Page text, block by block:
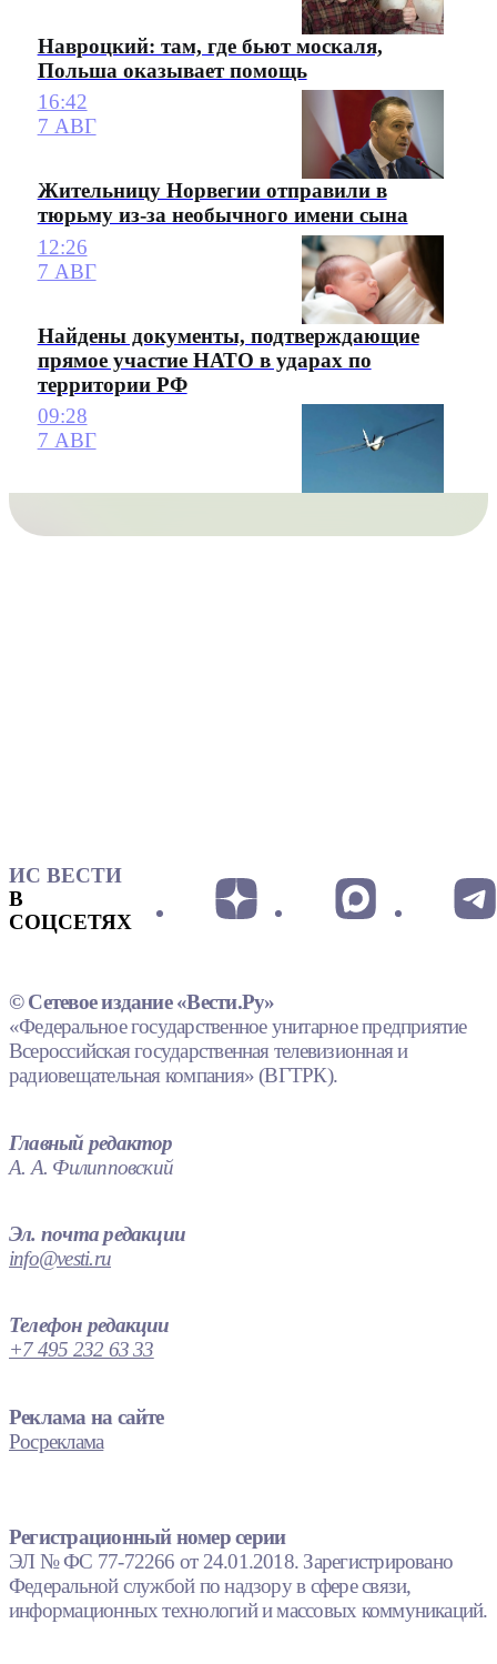
Навроцкий: там, где бьют москаля,
Польша оказывает помощь
16:42
7 АВГ
Жительницу Норвегии отправили в
тюрьму из-за необычного имени сына
12:26
7 АВГ
Найдены документы, подтверждающие
прямое участие НАТО в ударах по
территории РФ
09:28
7 АВГ
ИС ВЕСТИ
В
СОЦСЕТЯХ
© Сетевое издание «Вести.Ру»
«Федеральное государственное унитарное предприятие
Всероссийская государственная телевизионная и
радиовещательная компания» (ВГТРК).
Главный редактор
А. А. Филипповский
Эл. почта редакции
info@vesti.ru
Телефон редакции
+7 495 232 63 33
Реклама на сайте
Росреклама
Регистрационный номер серии
ЭЛ № ФС 77-72266 от 24.01.2018. Зарегистрировано
Федеральной службой по надзору в сфере связи,
информационных технологий и массовых коммуникаций.